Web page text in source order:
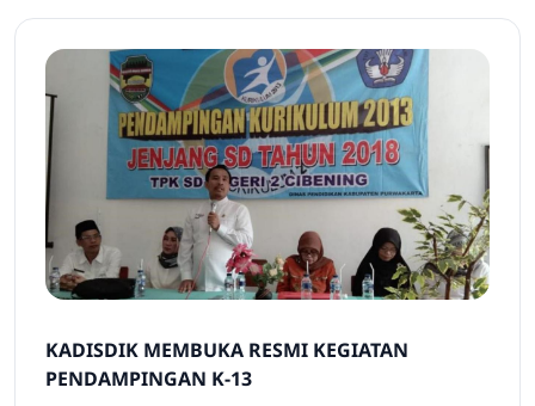
KADISDIK MEMBUKA RESMI KEGIATAN
PENDAMPINGAN K-13